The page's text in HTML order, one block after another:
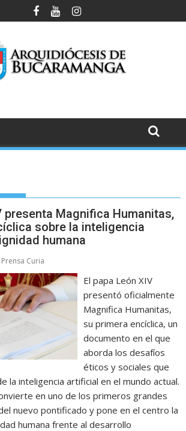
presenta Magnifica Humanitas,
sobre la inteligencia
humana
Prensa Curia
El papa León XIV
presentó oficialmente
Magnifica Humanitas,
su primera encíclica, un
documento en el que
aborda los desafíos
éticos y sociales que
la inteligencia artificial en el mundo actual.
en uno de los primeros grandes
nuevo pontificado y pone en el centro la
humana frente al desarrollo